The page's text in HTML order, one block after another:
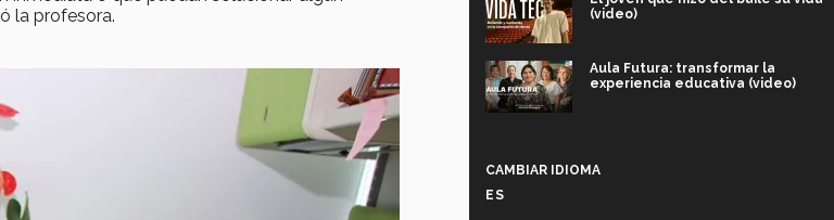
la profesora.
(video)
Aula Futura: transformar la
experiencia educativa (video)
CAMBIAR IDIOMA
ES